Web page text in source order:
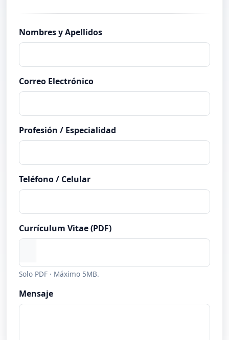
Nombres y Apellidos
Correo Electrónico
Profesión / Especialidad
Teléfono / Celular
Currículum Vitae (PDF)
Solo PDF · Máximo 5MB.
Mensaje